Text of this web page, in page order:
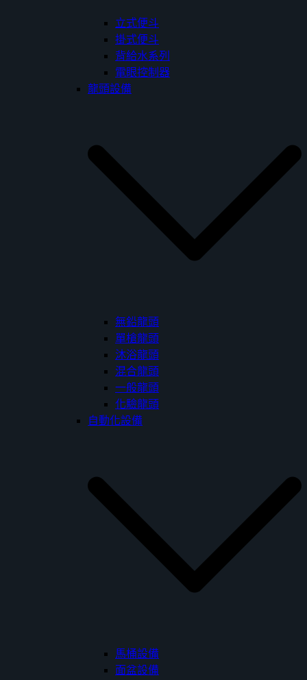
立式便斗
掛式便斗
背給水系列
電眼控制器
龍頭設備
無鉛龍頭
單槍龍頭
沐浴龍頭
混合龍頭
一般龍頭
化驗龍頭
自動化設備
馬桶設備
面盆設備